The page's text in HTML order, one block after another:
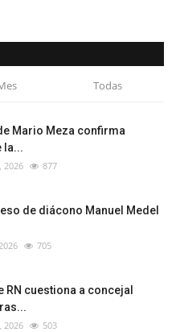
Todas
Mario Meza confirma
la...
2026 877
de diácono Manuel Medel
705
RN cuestiona a concejal
2026 503